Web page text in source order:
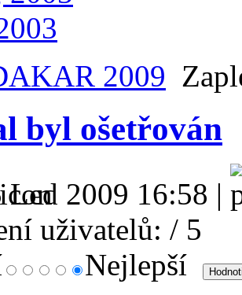
2009
byl ošetřován
Led 2009 16:58 |
uživatelů: / 5
Nejlepší